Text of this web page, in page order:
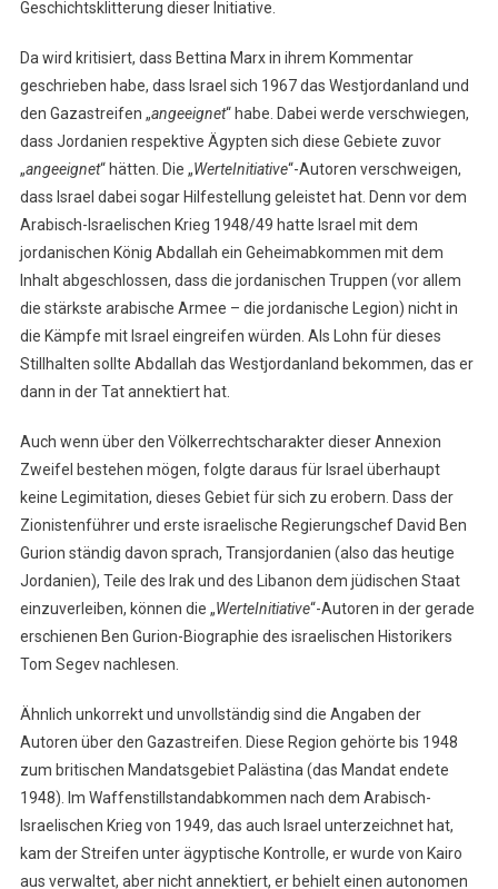
Geschichtsklitterung dieser Initiative.
Da wird kritisiert, dass Bettina Marx in ihrem Kommentar
geschrieben habe, dass Israel sich 1967 das Westjordanland und
den Gazastreifen „angeeignet“ habe. Dabei werde verschwiegen,
dass Jordanien respektive Ägypten sich diese Gebiete zuvor
„angeeignet“ hätten. Die „WerteInitiative“-Autoren verschweigen,
dass Israel dabei sogar Hilfestellung geleistet hat. Denn vor dem
Arabisch-Israelischen Krieg 1948/49 hatte Israel mit dem
jordanischen König Abdallah ein Geheimabkommen mit dem
Inhalt abgeschlossen, dass die jordanischen Truppen (vor allem
die stärkste arabische Armee – die jordanische Legion) nicht in
die Kämpfe mit Israel eingreifen würden. Als Lohn für dieses
Stillhalten sollte Abdallah das Westjordanland bekommen, das er
dann in der Tat annektiert hat.
Auch wenn über den Völkerrechtscharakter dieser Annexion
Zweifel bestehen mögen, folgte daraus für Israel überhaupt
keine Legimitation, dieses Gebiet für sich zu erobern. Dass der
Zionistenführer und erste israelische Regierungschef David Ben
Gurion ständig davon sprach, Transjordanien (also das heutige
Jordanien), Teile des Irak und des Libanon dem jüdischen Staat
einzuverleiben, können die „WerteInitiative“-Autoren in der gerade
erschienen Ben Gurion-Biographie des israelischen Historikers
Tom Segev nachlesen.
Ähnlich unkorrekt und unvollständig sind die Angaben der
Autoren über den Gazastreifen. Diese Region gehörte bis 1948
zum britischen Mandatsgebiet Palästina (das Mandat endete
1948). Im Waffenstillstandabkommen nach dem Arabisch-
Israelischen Krieg von 1949, das auch Israel unterzeichnet hat,
kam der Streifen unter ägyptische Kontrolle, er wurde von Kairo
aus verwaltet, aber nicht annektiert, er behielt einen autonomen